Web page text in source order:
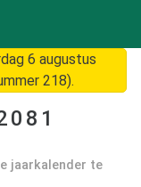
6 augustus
218).
jaarkalender te